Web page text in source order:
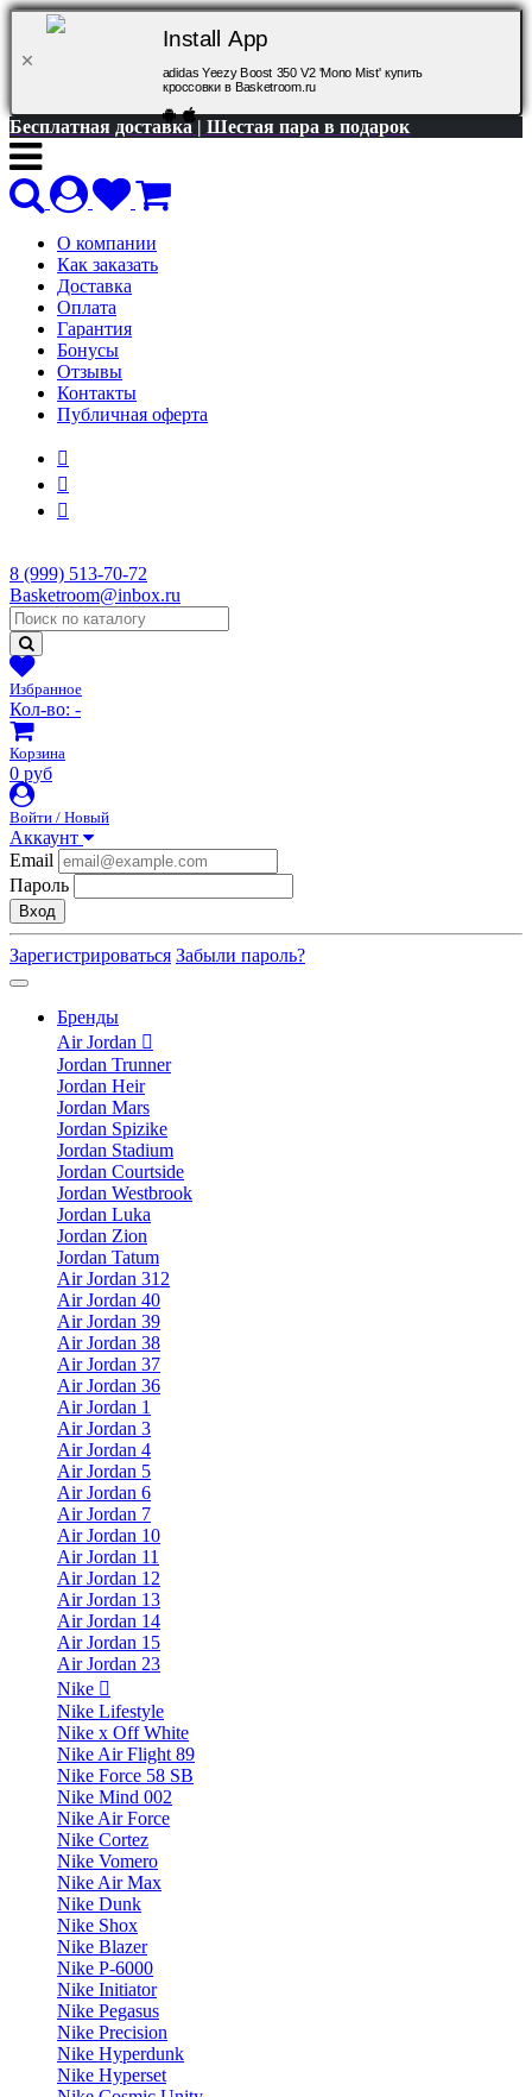
Install App
adidas Yeezy Boost 350 V2 'Mono Mist' купить
кроссовки в Basketroom.ru
Бесплатная доставка | Шестая пара в подарок
О компании
Как заказать
Доставка
Оплата
Гарантия
Бонусы
Отзывы
Контакты
Публичная оферта
8 (999) 513-70-72
Basketroom@inbox.ru
Избранное
Кол-во: -
Корзина
0 руб
Войти / Новый
Аккаунт
Email
Пароль
Вход
Зарегистрироваться Забыли пароль?
Бренды
Air Jordan
Jordan Trunner
Jordan Heir
Jordan Mars
Jordan Spizike
Jordan Stadium
Jordan Courtside
Jordan Westbrook
Jordan Luka
Jordan Zion
Jordan Tatum
Air Jordan 312
Air Jordan 40
Air Jordan 39
Air Jordan 38
Air Jordan 37
Air Jordan 36
Air Jordan 1
Air Jordan 3
Air Jordan 4
Air Jordan 5
Air Jordan 6
Air Jordan 7
Air Jordan 10
Air Jordan 11
Air Jordan 12
Air Jordan 13
Air Jordan 14
Air Jordan 15
Air Jordan 23
Nike
Nike Lifestyle
Nike x Off White
Nike Air Flight 89
Nike Force 58 SB
Nike Mind 002
Nike Air Force
Nike Cortez
Nike Vomero
Nike Air Max
Nike Dunk
Nike Shox
Nike Blazer
Nike P-6000
Nike Initiator
Nike Pegasus
Nike Precision
Nike Hyperdunk
Nike Hyperset